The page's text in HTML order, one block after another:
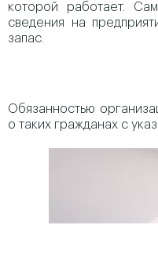
которой работает.
сведения на
запас.
Обязанностью
о таких гражданах с